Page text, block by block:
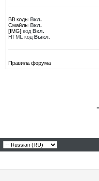
BB коды Вкл.
Смайлы Вкл.
[IMG] код Вкл.
HTML код Выкл.
Правила форума